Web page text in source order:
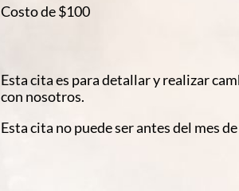
Costo de $100
Esta cita es para detallar y realizar
con nosotros.
Esta cita no puede ser antes del mes